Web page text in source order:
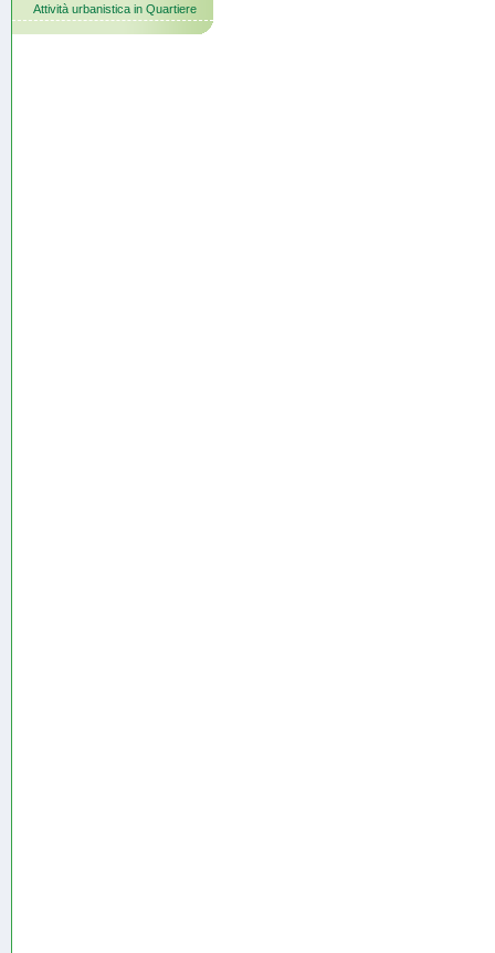
Attività urbanistica in Quartiere